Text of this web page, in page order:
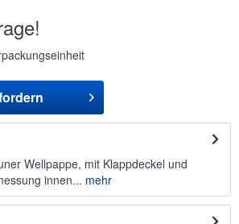
Wellpappe, mit Klappdeckel und
innen... mehr